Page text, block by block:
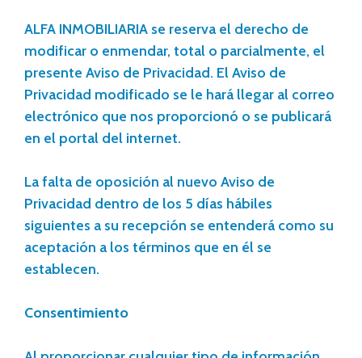
ALFA INMOBILIARIA se reserva el derecho de
modificar o enmendar, total o parcialmente, el
presente Aviso de Privacidad. El Aviso de
Privacidad modificado se le hará llegar al correo
electrónico que nos proporcionó o se publicará
en el portal del internet.
La falta de oposición al nuevo Aviso de
Privacidad dentro de los 5 días hábiles
siguientes a su recepción se entenderá como su
aceptación a los términos que en él se
establecen.
Consentimiento